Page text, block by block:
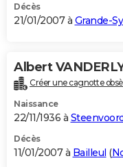
Décès
21/01/2007 à Grande-
Albert
Créer une cagnotte
Naissance
22/11/1936 à
Décès
11/01/2007 à Bailleul (